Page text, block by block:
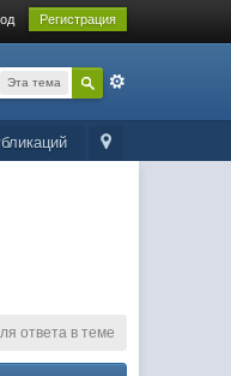
Регистрация
Эта тема
ответа в теме